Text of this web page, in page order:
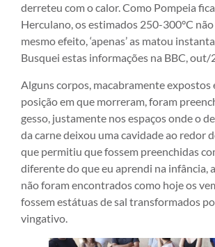
derreteu com o calor. Como Pompeia
Herculano, os estimados 250-300°C
mesmo efeito, ‘apenas’ as matou
Busquei estas informações na BBC, out/
Alguns corpos, macabramente expostos
posição em que morreram, foram
gesso, justamente nos espaços onde o
da carne deixou uma cavidade ao redor
que permitiu que fossem preenchidas
diferente do que eu aprendi na infância,
não foram encontrados como hoje os
fossem estátuas de sal transformados
vingativo.